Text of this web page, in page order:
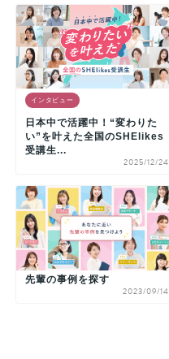
インタビュー
日本中で活躍中！“変わりた
い”を叶えた全国のSHElikes
受講生...
2025/12/24
先輩の事例を探す
2023/09/14